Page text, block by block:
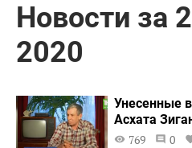
Новости за
2020
Унесенные
Асхата
769
0